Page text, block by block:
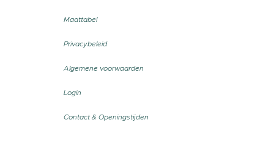
Maattabel
Privacybeleid
Algemene voorwaarden
Login
Contact & Openingstijden